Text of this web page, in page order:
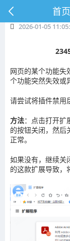
首页
2026-01-05
网页的某个功能失
个功能突然失效或
请尝试将插件禁用
方法：点击打开扩
的按钮关闭，然后
正常。
如果没有，继续关
的这款扩展导致，